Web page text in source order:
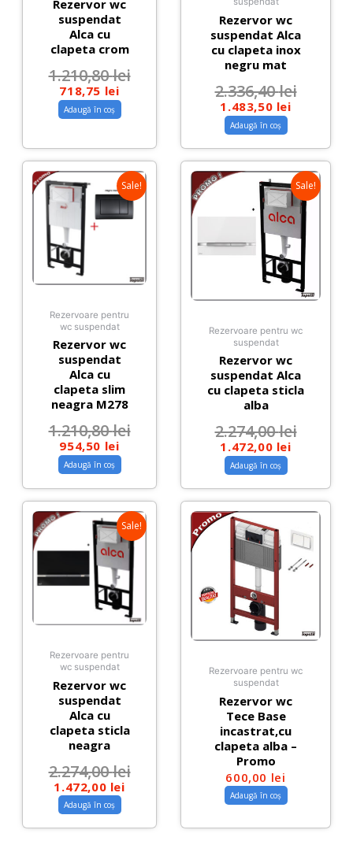
Rezervor wc
suspendat
Alca cu
clapeta crom
1.210,80lei
718,75 lei
Adaugă în coș
Rezervor wc
suspendat Alca
cu clapeta inox
negru mat
2.336,40lei
1.483,50 lei
Adaugă în coș
Sale!
Rezervoare pentru
wc suspendat
Rezervor wc
suspendat
Alca cu
clapeta slim
neagra M278
1.210,80lei
954,50 lei
Adaugă în coș
Sale!
Rezervoare pentru wc
suspendat
Rezervor wc
suspendat Alca
cu clapeta sticla
alba
2.274,00lei
1.472,00 lei
Adaugă în coș
Sale!
Rezervoare pentru
wc suspendat
Rezervor wc
suspendat
Alca cu
clapeta sticla
neagra
2.274,00lei
1.472,00 lei
Adaugă în coș
Rezervoare pentru wc
suspendat
Rezervor wc
Tece Base
incastrat,cu
clapeta alba –
Promo
600,00 lei
Adaugă în coș